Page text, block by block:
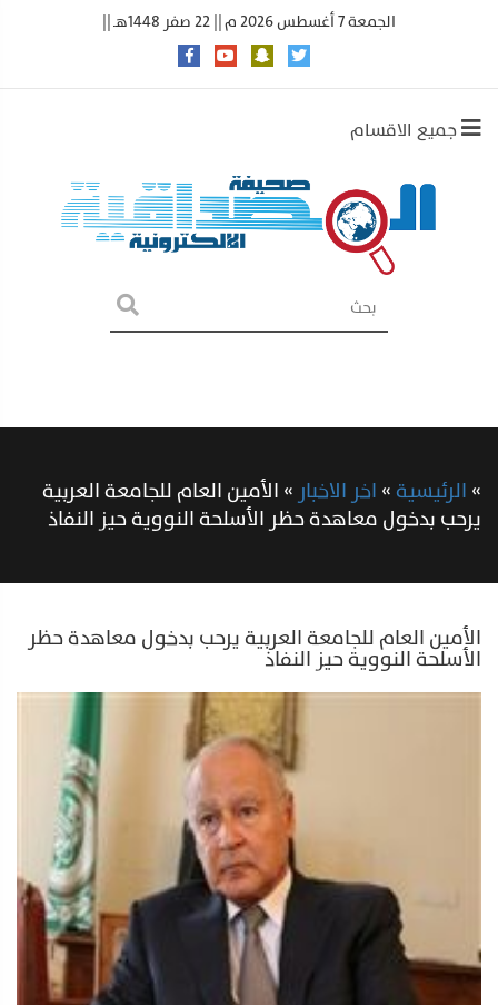
الجمعة 7 أغسطس 2026 م || 22 صفر 1448هـ ||
جميع الاقسام
»الرئيسية»اخر الاخبار »الأمين العام للجامعة العربية
يرحب بدخول معاهدة حظر الأسلحة النووية حيز النفاذ
الأمين العام للجامعة العربية يرحب بدخول معاهدة حظر
الأسلحة النووية حيز النفاذ